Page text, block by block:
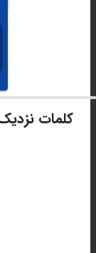
کلمات